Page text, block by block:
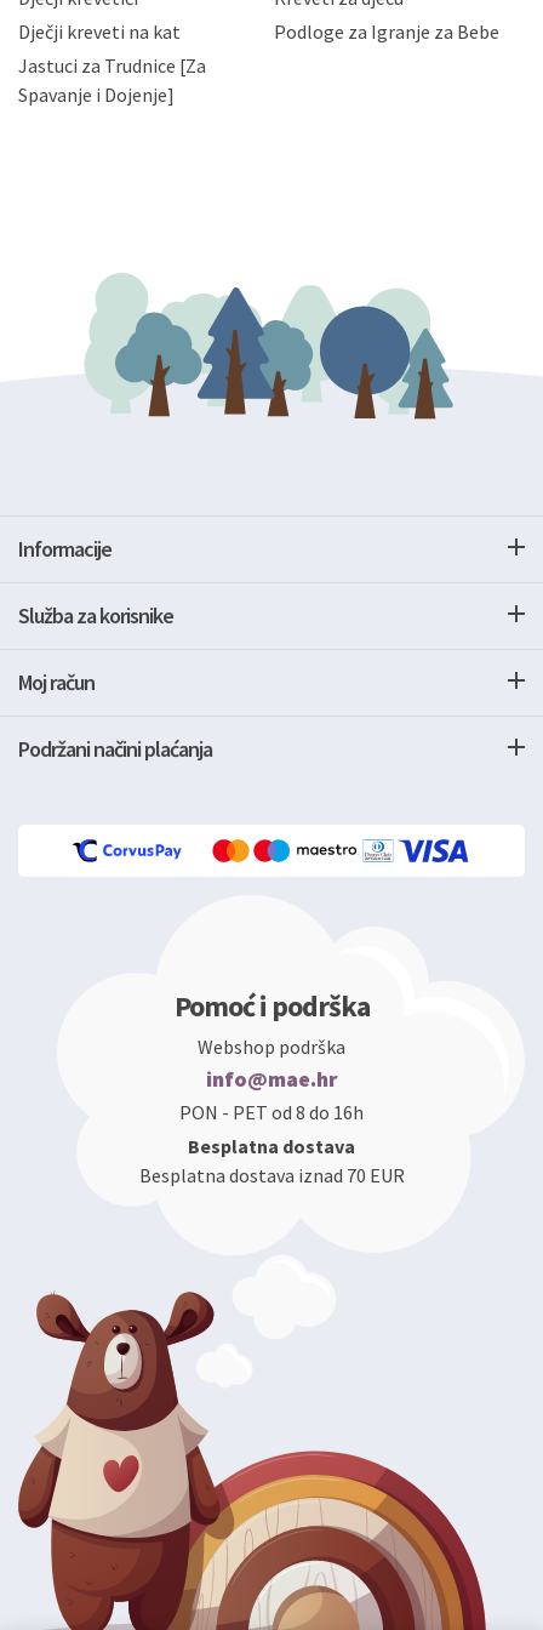
zatražiti prestanak aktivnosti obrade Vaših osobnih
podataka. Opoziv privole možete podnijeti poštom na
gore navedenu adresu ili e-mailom na adresu:
Dječji kreveti na kat
Podloge za Igranje za Bebe
Jastuci za Trudnice [Za
Spavanje i Dojenje]
Informacije
Služba za korisnike
Moj račun
Podržani načini plaćanja
Pomoć i podrška
Webshop podrška
info@mae.hr
PON - PET od 8 do 16h
Besplatna dostava
Besplatna dostava iznad 70 EUR